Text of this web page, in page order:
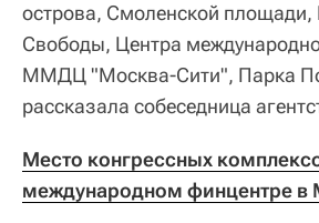
острова, Смоленской
Свободы, Центра
ММДЦ "Москва-Сити", Парка
рассказала собеседница
Место конгрессных
международном финцентре в